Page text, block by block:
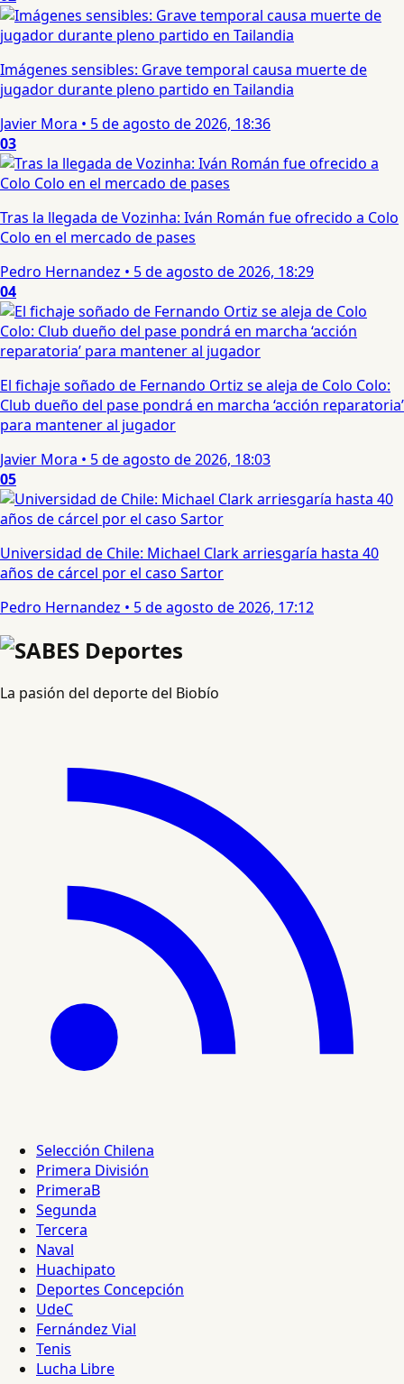
Imágenes sensibles: Grave temporal causa muerte de
jugador durante pleno partido en Tailandia
Javier Mora • 5 de agosto de 2026, 18:36
03
Tras la llegada de Vozinha: Iván Román fue ofrecido a Colo
Colo en el mercado de pases
Pedro Hernandez • 5 de agosto de 2026, 18:29
04
El fichaje soñado de Fernando Ortiz se aleja de Colo Colo:
Club dueño del pase pondrá en marcha ‘acción reparatoria’
para mantener al jugador
Javier Mora • 5 de agosto de 2026, 18:03
05
Universidad de Chile: Michael Clark arriesgaría hasta 40
años de cárcel por el caso Sartor
Pedro Hernandez • 5 de agosto de 2026, 17:12
La pasión del deporte del Biobío
Selección Chilena
Primera División
PrimeraB
Segunda
Tercera
Naval
Huachipato
Deportes Concepción
UdeC
Fernández Vial
Tenis
Lucha Libre